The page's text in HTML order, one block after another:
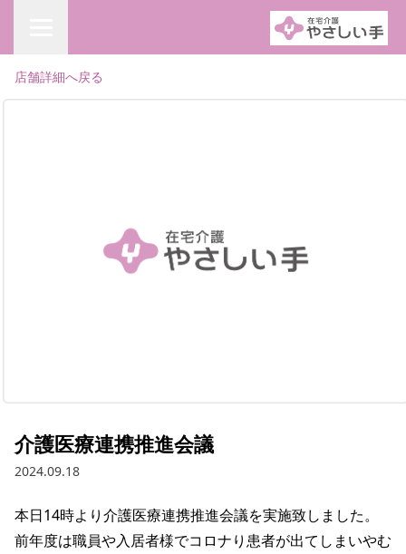
店舗詳細へ戻る
介護医療連携推進会議
2024.09.18
本日14時より介護医療連携推進会議を実施致しました。
前年度は職員や入居者様でコロナり患者が出てしまいやむ